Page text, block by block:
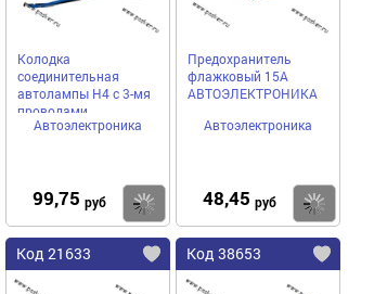
Колодка
соединительная
автолампы H4 с 3-мя
проводами
АВТОЭЛЕКТРОНИКА
Автоэлектроника
99,75 руб Купить
Предохранитель
флажковый 15A
АВТОЭЛЕКТРОНИКА
Автоэлектроника
48,45 руб
Код 21633 Код 38653